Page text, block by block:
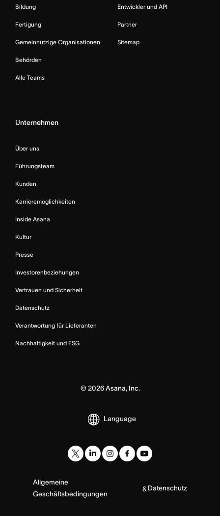
Bildung
Fertigung
Gemeinnützige Organisationen
Behörden
Alle Teams
Entwickler und API
Partner
Sitemap
Unternehmen
Über uns
Führungsteam
Kunden
Karrieremöglichkeiten
Inside Asana
Kultur
Presse
Investorenbeziehungen
Vertrauen und Sicherheit
Datenschutz
Verantwortung für Lieferanten
Nachhaltigkeit und ESG
© 2026Asana, Inc.
Language
Allgemeine
Geschäftsbedingungen
& Datenschutz